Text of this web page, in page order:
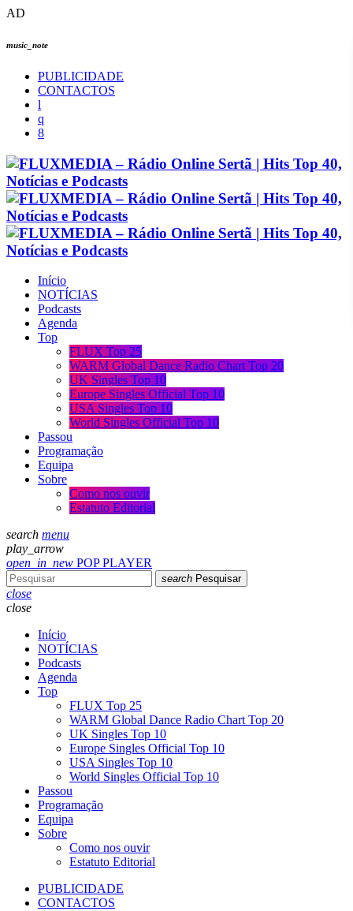
AD
music_note
PUBLICIDADE
CONTACTOS
Início
NOTÍCIAS
Podcasts
Agenda
Top
FLUX Top 25
WARM Global Dance Radio Chart Top 20
UK Singles Top 10
Europe Singles Official Top 10
USA Singles Top 10
World Singles Official Top 10
Passou
Programação
Equipa
Sobre
Como nos ouvir
Estatuto Editorial
search menu
play_arrow
open_in_new POP PLAYER
search Pesquisar
close
close
Início
NOTÍCIAS
Podcasts
Agenda
Top
FLUX Top 25
WARM Global Dance Radio Chart Top 20
UK Singles Top 10
Europe Singles Official Top 10
USA Singles Top 10
World Singles Official Top 10
Passou
Programação
Equipa
Sobre
Como nos ouvir
Estatuto Editorial
PUBLICIDADE
CONTACTOS